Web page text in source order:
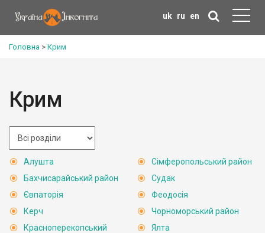
uk ru en
Головна > Крим
Крим
Алушта
Бахчисарайський район
Євпаторія
Керч
Красноперекопський
Сімферопольський район
Судак
Феодосія
Чорноморський район
Ялта